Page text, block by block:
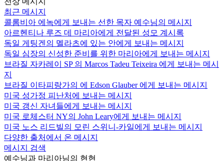
최근 메시지
콜롬비아 에녹에게 보내는 선한 목자 예수님의 메시지
아르헨티나 루즈 데 마리아에게 전달된 성모 계시록
독일 게팅겐의 멜라츠에 있는 안에게 보내는 메시지
독일 심장의 신성한 준비를 위한 마리아에게 보내는 메시지
브라질 자카레이 SP 의 Marcos Tadeu Teixeira 에게 보내는 메시
지
브라질 이타피랑가의 에 Edson Glauber 에게 보내는 메시지
미국 성가정 피난처에 보내는 메시지
미국 갱신 자녀들에게 보내는 메시지
미국 로체스터 NY의 John Leary에게 보내는 메시지
미국 노스 리드빌의 모린 스위니-카일에게 보내는 메시지
다양한 출처에서 온 메시지
메시지 검색
예수님과 마리아님의 현현